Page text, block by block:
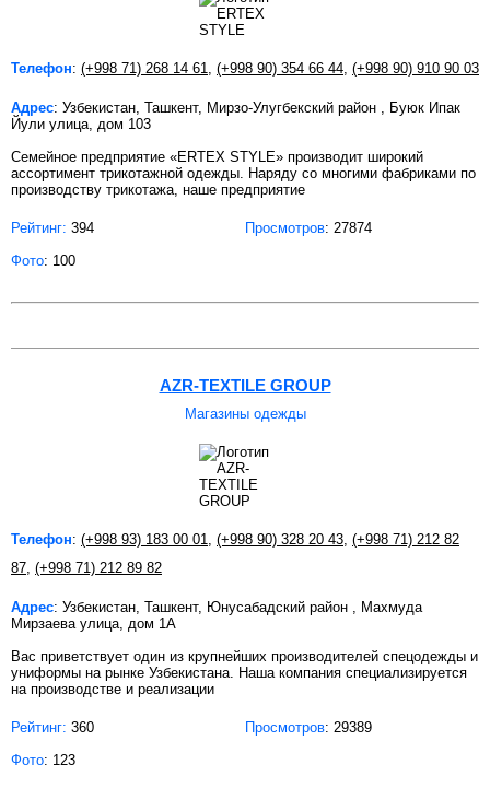
Телефон: (+998 71) 268 14 61 (+998 90) 354 66 44 (+998 90) 910 90 03
Адрес: Узбекистан, Ташкент, Мирзо-Улугбекский район , Буюк Ипак
Йули улица, дом 103
Семейное предприятие «ERTEX STYLE» производит широкий
ассортимент трикотажной одежды. Наряду со многими фабриками по
производству трикотажа, наше предприятие
Рейтинг: 394 Просмотров: 27874
Фото: 100
AZR-TEXTILE GROUP
Магазины одежды
Телефон: (+998 93) 183 00 01 (+998 90) 328 20 43 (+998 71) 212 82
87 (+998 71) 212 89 82
Адрес: Узбекистан, Ташкент, Юнусабадский район , Махмуда
Мирзаева улица, дом 1А
Вас приветствует один из крупнейших производителей спецодежды и
униформы на рынке Узбекистана. Наша компания специализируется
на производстве и реализации
Рейтинг: 360 Просмотров: 29389
Фото: 123